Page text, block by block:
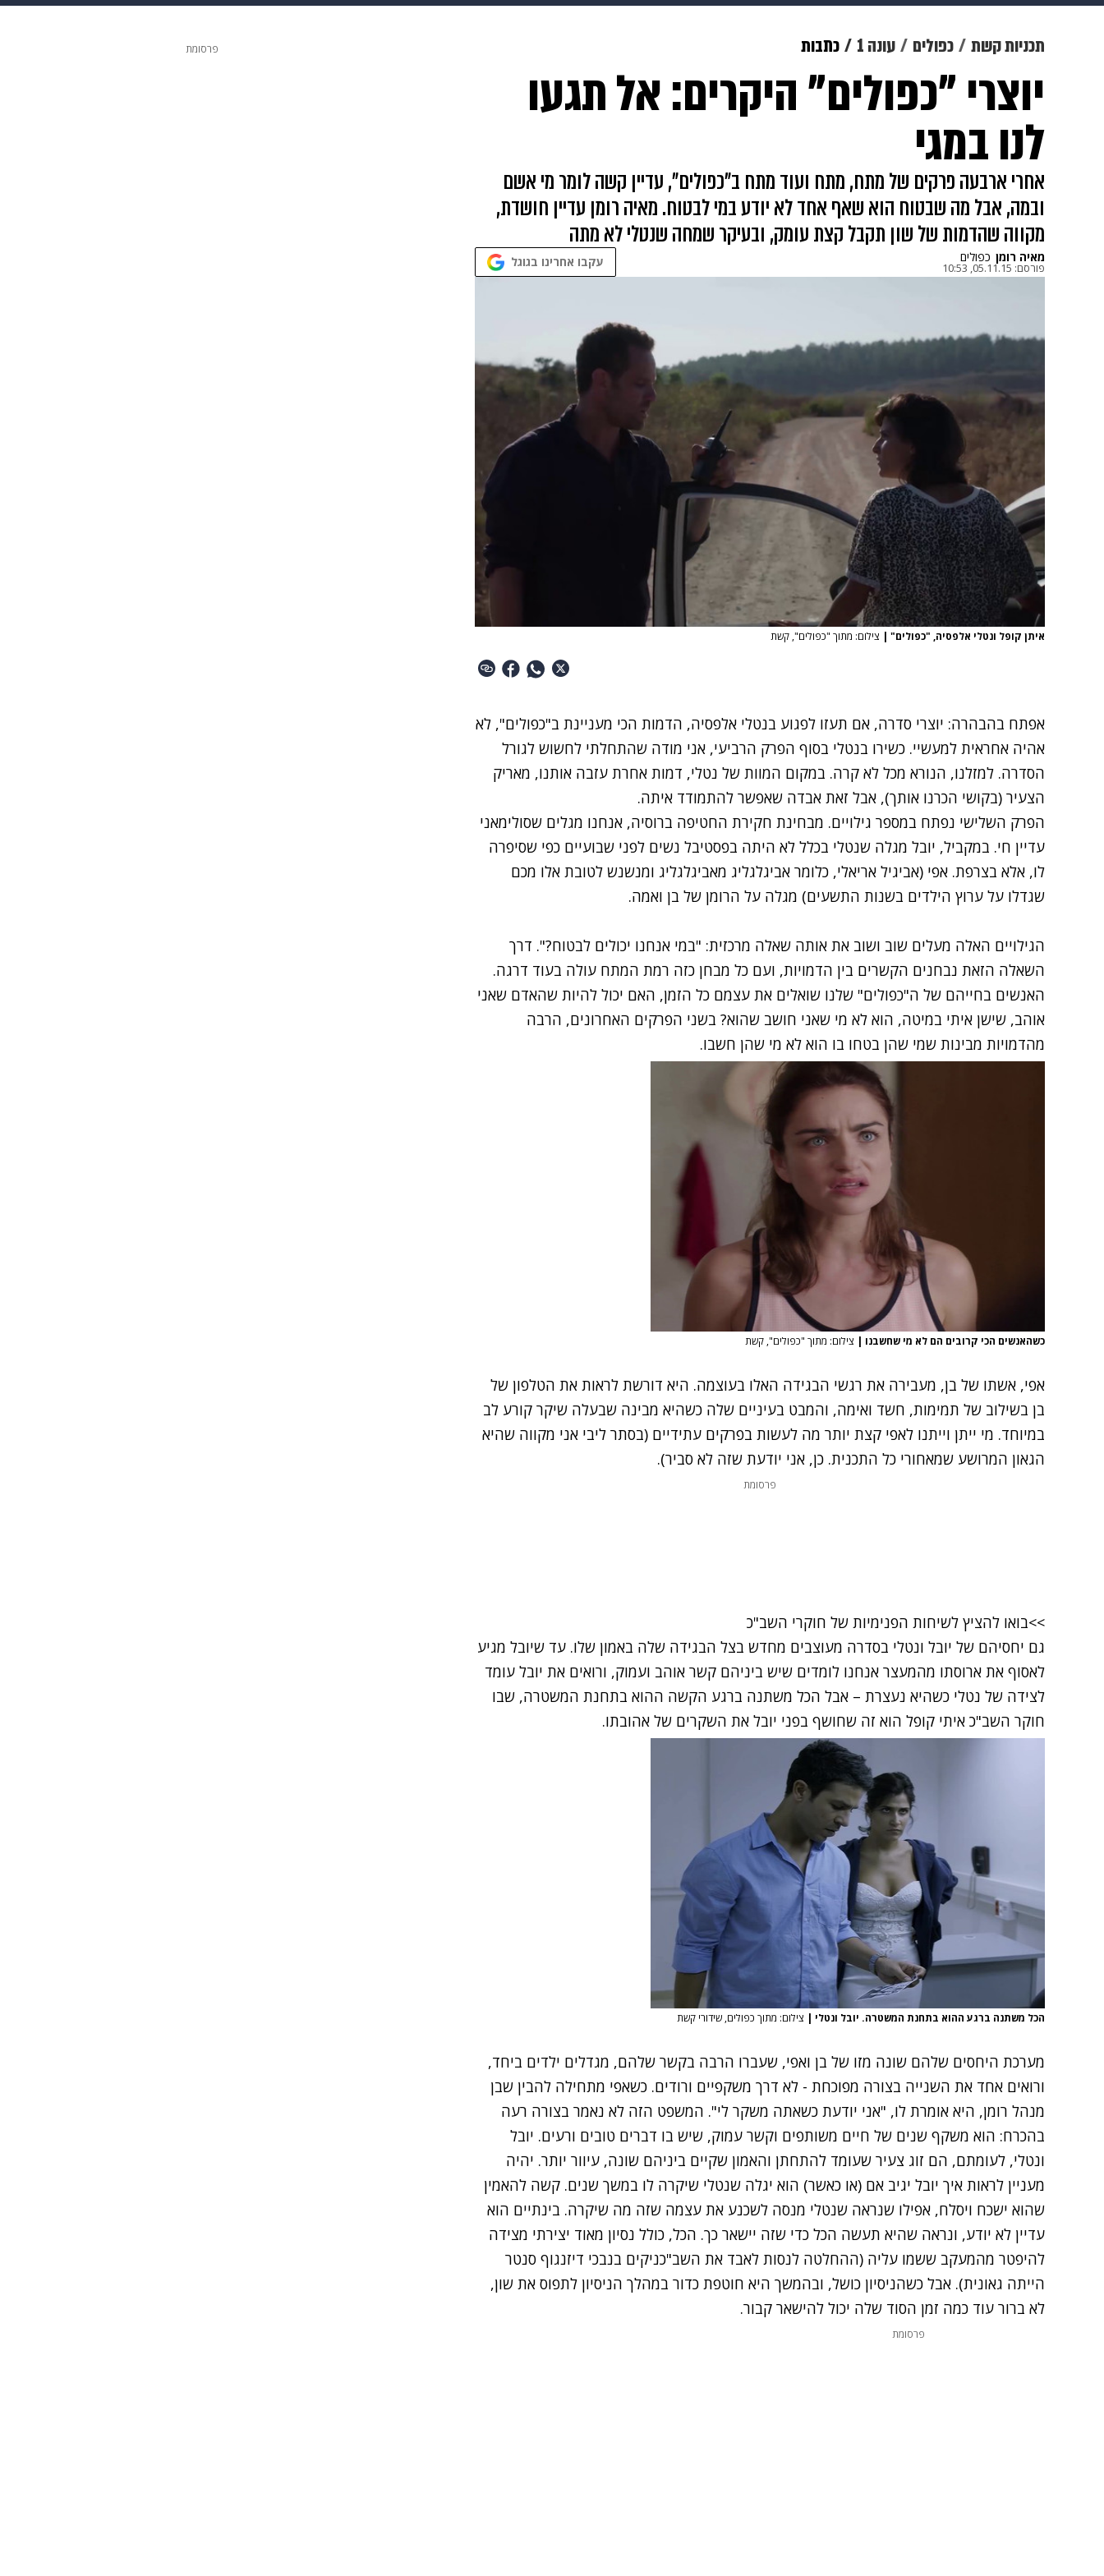
מוזיקה תרבות צבא וביטחון
דיגיטל גאווה משפט תשעה חודשים מתכונים פרויקטים מיוחדים
תכניות קשת כפולים עונה 1 כתבות
יוצרי "כפולים" היקרים: אל תגעו
לנו במגי
אחרי ארבעה פרקים של מתח, מתח ועוד מתח ב"כפולים", עדיין קשה לומר מי אשם
ובמה, אבל מה שבטוח הוא שאף אחד לא יודע במי לבטוח. מאיה רומן עדיין חושדת,
מקווה שהדמות של שון תקבל קצת עומק, ובעיקר שמחה שנטלי לא מתה
מאיה רומן כפולים
פורסם: 05.11.15, 10:53 עקבו אחרינו בגוגל
איתן קופל ונטלי אלפסיה, "כפולים" | צילום: מתוך "כפולים", קשת
אפתח בהבהרה: יוצרי סדרה, אם תעזו לפגוע בנטלי אלפסיה, הדמות הכי מעניינת ב"כפולים", לא
אהיה אחראית למעשיי. כשירו בנטלי בסוף הפרק הרביעי, אני מודה שהתחלתי לחשוש לגורל
הסדרה. למזלנו, הנורא מכל לא קרה. במקום המוות של נטלי, דמות אחרת עזבה אותנו, מאריק
הצעיר (בקושי הכרנו אותך), אבל זאת אבדה שאפשר להתמודד איתה.
הפרק השלישי נפתח במספר גילויים. מבחינת חקירת החטיפה ברוסיה, אנחנו מגלים שסולימאני
עדיין חי. במקביל, יובל מגלה שנטלי בכלל לא היתה בפסטיבל נשים לפני שבועיים כפי שסיפרה
לו, אלא בצרפת. אפי (אביגיל אריאלי, כלומר אביגלגליג מאביגלגליג ומנשנש לטובת אלו מכם
שגדלו על ערוץ הילדים בשנות התשעים) מגלה על הרומן של בן ואמה.
הגילויים האלה מעלים שוב ושוב את אותה שאלה מרכזית: "במי אנחנו יכולים לבטוח?". דרך
השאלה הזאת נבחנים הקשרים בין הדמויות, ועם כל מבחן כזה רמת המתח עולה בעוד דרגה.
האנשים בחייהם של ה"כפולים" שלנו שואלים את עצמם כל הזמן, האם יכול להיות שהאדם שאני
אוהב, שישן איתי במיטה, הוא לא מי שאני חושב שהוא? בשני הפרקים האחרונים, הרבה
מהדמויות מבינות שמי שהן בטחו בו הוא לא מי שהן חשבו.
כשהאנשים הכי קרובים הם לא מי שחשבנו | צילום: מתוך "כפולים", קשת
אפי, אשתו של בן, מעבירה את רגשי הבגידה האלו בעוצמה. היא דורשת לראות את הטלפון של
בן בשילוב של תמימות, חשד ואימה, והמבט בעיניים שלה כשהיא מבינה שבעלה שיקר קורע לב
במיוחד. מי ייתן וייתנו לאפי קצת יותר מה לעשות בפרקים עתידיים (בסתר ליבי אני מקווה שהיא
הגאון המרושע שמאחורי כל התכנית. כן, אני יודעת שזה לא סביר).
פרסומת
>>בואו להציץ לשיחות הפנימיות של חוקרי השב"כ
גם יחסיהם של יובל ונטלי בסדרה מעוצבים מחדש בצל הבגידה שלה באמון שלו. עד שיובל מגיע
לאסוף את ארוסתו מהמעצר אנחנו לומדים שיש ביניהם קשר אוהב ועמוק, ורואים את יובל עומד
לצידה של נטלי כשהיא נעצרת – אבל הכל משתנה ברגע הקשה ההוא בתחנת המשטרה, שבו
חוקר השב"כ איתי קופל הוא זה שחושף בפני יובל את השקרים של אהובתו.
הכל משתנה ברגע ההוא בתחנת המשטרה. יובל ונטלי | צילום: מתוך כפולים, שידורי קשת
מערכת היחסים שלהם שונה מזו של בן ואפי, שעברו הרבה בקשר שלהם, מגדלים ילדים ביחד,
ורואים אחד את השנייה בצורה מפוכחת - לא דרך משקפיים ורודים. כשאפי מתחילה להבין שבן
מנהל רומן, היא אומרת לו, "אני יודעת כשאתה משקר לי". המשפט הזה לא נאמר בצורה רעה
בהכרח: הוא משקף שנים של חיים משותפים וקשר עמוק, שיש בו דברים טובים ורעים. יובל
ונטלי, לעומתם, הם זוג צעיר שעומד להתחתן והאמון שקיים ביניהם שונה, עיוור יותר. יהיה
מעניין לראות איך יובל יגיב אם (או כאשר) הוא יגלה שנטלי שיקרה לו במשך שנים. קשה להאמין
שהוא ישכח ויסלח, אפילו שנראה שנטלי מנסה לשכנע את עצמה שזה מה שיקרה. בינתיים הוא
עדיין לא יודע, ונראה שהיא תעשה הכל כדי שזה יישאר כך. הכל, כולל נסיון מאוד יצירתי מצידה
להיפטר מהמעקב ששמו עליה (ההחלטה לנסות לאבד את השב"כניקים בנבכי דיזנגוף סנטר
הייתה גאונית). אבל כשהניסיון כושל, ובהמשך היא חוטפת כדור במהלך הניסיון לתפוס את שון,
לא ברור עוד כמה זמן הסוד שלה יכול להישאר קבור.
פרסומת
פרסומת